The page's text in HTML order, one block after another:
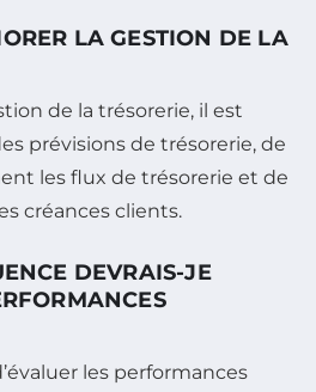
LA GESTION DE LA
de la trésorerie, il est
prévisions de trésorerie, de
les flux de trésorerie et de
créances clients.
DEVRAIS-JE
les performances